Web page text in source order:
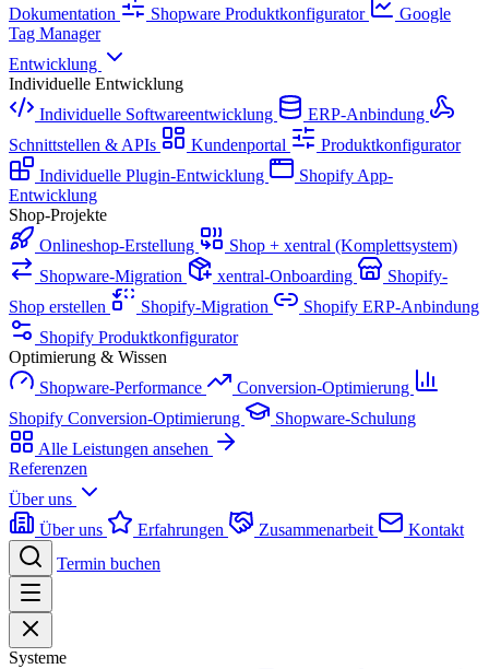
Dokumentation Shopware Produktkonfigurator
Google
Tag Manager
Entwicklung
Individuelle Entwicklung
Individuelle Softwareentwicklung
ERP-Anbindung
Schnittstellen & APIs
Kundenportal
Produktkonfigurator
Individuelle Plugin-Entwicklung
Shopify App-
Entwicklung
Shop-Projekte
Onlineshop-Erstellung
Shop + xentral (Komplettsystem)
Shopware-Migration
xentral-Onboarding
Shopify-
Shop erstellen
Shopify-Migration
Shopify ERP-Anbindung
Shopify Produktkonfigurator
Optimierung & Wissen
Shopware-Performance
Conversion-Optimierung
Shopify Conversion-Optimierung
Shopware-Schulung
Alle Leistungen ansehen
Referenzen
Über uns
Über uns
Erfahrungen Zusammenarbeit
Kontakt
Termin buchen
Systeme